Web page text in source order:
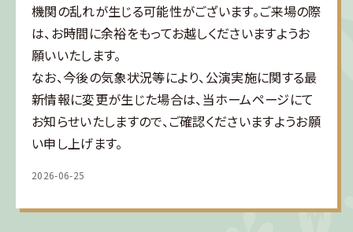
機関の乱れが生じる可能性がございます。ご来場の際
は、お時間に余裕をもってお越しくださいますようお
願いいたします。
なお、今後の気象状況等により、公演実施に関する最
新情報に変更が生じた場合は、当ホームページにて
お知らせいたしますので、ご確認くださいますようお願
い申し上げます。
2026-06-25